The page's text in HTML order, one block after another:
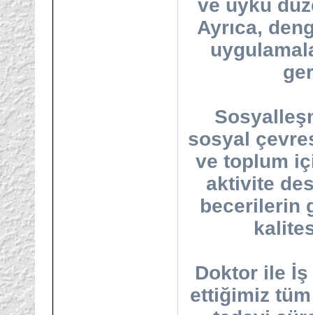
ve uyku
Ayrıca,
sosyal
ve toplum
aktivite
becerilerin
Doktor ile
ettiğimiz